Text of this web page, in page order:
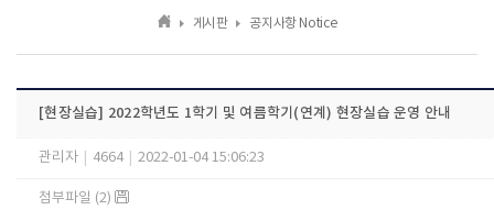
게시판 공지사항 Notice
[현장실습] 2022학년도 1학기 및 여름학기(연계) 현장실습 운영 안내
관리자 4664 2022-01-04 15:06:23
첨부파일 (2)